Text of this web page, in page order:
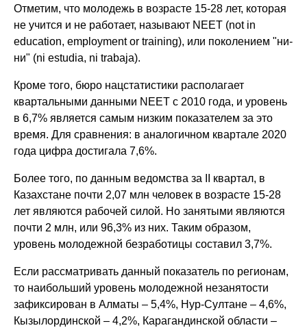
Отметим, что молодежь в возрасте 15-28 лет, которая
не учится и не работает, называют NEET (not in
education, employment or training), или поколением "ни-
ни" (ni estudia, ni trabaja).
Кроме того, бюро нацстатистики располагает
квартальными данными NEET с 2010 года, и уровень
в 6,7% является самым низким показателем за это
время. Для сравнения: в аналогичном квартале 2020
года цифра достигала 7,6%.
Более того, по данным ведомства за II квартал, в
Казахстане почти 2,07 млн человек в возрасте 15-28
лет являются рабочей силой. Но занятыми являются
почти 2 млн, или 96,3% из них. Таким образом,
уровень молодежной безработицы составил 3,7%.
Если рассматривать данный показатель по регионам,
то наибольший уровень молодежной незанятости
зафиксирован в Алматы – 5,4%, Нур-Султане – 4,6%,
Кызылординской – 4,2%, Карагандинской области –